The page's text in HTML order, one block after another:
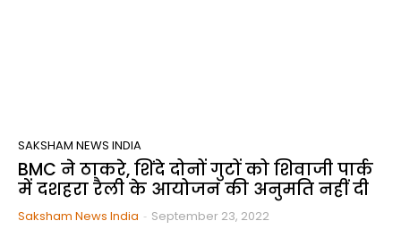
SAKSHAM NEWS INDIA
BMC ने ठाकरे, शिंदे दोनों गुटों को शिवाजी पार्क
में दशहरा रैली के आयोजन की अनुमति नहीं दी
Saksham News India - September 23, 2022